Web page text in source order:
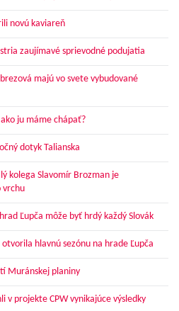
novú kaviareň
zaujímavé sprievodné podujatia
majú vo svete vybudované
ju máme chápať?
dotyk Talianska
kolega Slavomír Brozman je
vrchu
Ľupča môže byť hrdý každý Slovák
hlavnú sezónu na hrade Ľupča
Muránskej planiny
v projekte CPW vynikajúce výsledky